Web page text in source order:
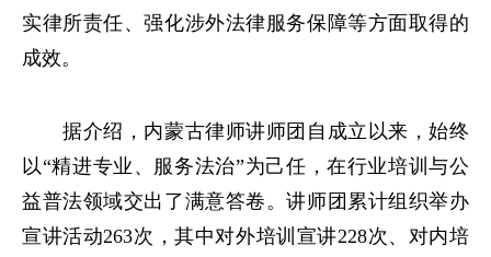
实律所责任、强化涉外法律服务保障等方面取得的
成效。
据介绍，内蒙古律师讲师团自成立以来，始终
以“精进专业、服务法治”为己任，在行业培训与公
益普法领域交出了满意答卷。讲师团累计组织举办
宣讲活动263次，其中对外培训宣讲228次、对内培